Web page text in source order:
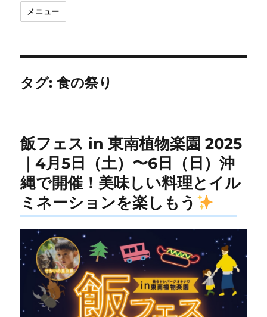
メニュー
タグ:食の祭り
飯フェス in 東南植物楽園 2025
｜4月5日（土）〜6日（日）沖
縄で開催！美味しい料理とイル
ミネーションを楽しもう